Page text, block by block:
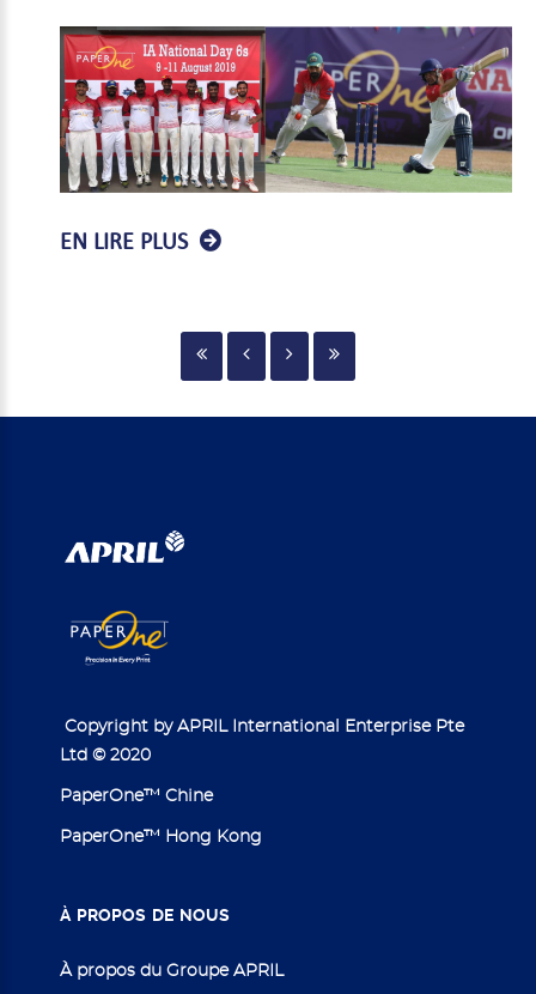
EN LIRE PLUS
Copyright by APRIL International Enterprise Pte
Ltd © 2020
PaperOne™ Chine
PaperOne™ Hong Kong
À PROPOS DE NOUS
À propos du Groupe APRIL